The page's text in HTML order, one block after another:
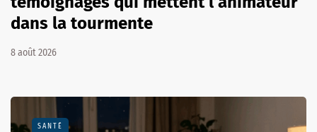
dans la tourmente
8 août 2026
SANTÉ